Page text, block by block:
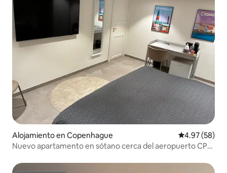
Alojamiento en Copenhague Calificación
4.97 (58)
Nuevo apartamento en sótano cerca del aeropuerto CPH